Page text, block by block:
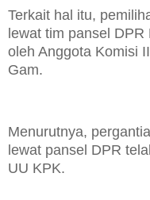
Terkait hal itu,
lewat tim pansel
oleh Anggota Komisi
Gam.
Menurutnya,
lewat pansel DPR
UU KPK.